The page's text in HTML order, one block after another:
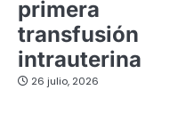
primera
transfusión
intrauterina
26 julio, 2026